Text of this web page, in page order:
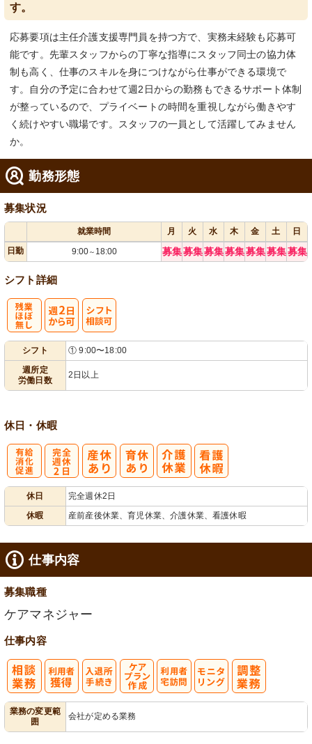
す。
応募要項は主任介護支援専門員を持つ方で、実務未経験も応募可
能です。先輩スタッフからの丁寧な指導にスタッフ同士の協力体
制も高く、仕事のスキルを身につけながら仕事ができる環境で
す。自分の予定に合わせて週2日からの勤務もできるサポート体制
が整っているので、プライベートの時間を重視しながら働きやす
く続けやすい職場です。スタッフの一員として活躍してみません
か。
勤務形態
募集状況
就業時間 月 火 水 木 金 土
日
日勤
9:00～ 18:00 募集募集募集募集募集募集募集
シフト詳細
シフト
① 9:00〜18:00
週所定
労働日数
2日以上
休日・休暇
休日
完全週休2日
休暇
産前産後休業、育児休業、介護休業、看護休暇
仕事内容
募集職種
ケアマネジャー
仕事内容
業務の変更範
囲
会社が定める業務